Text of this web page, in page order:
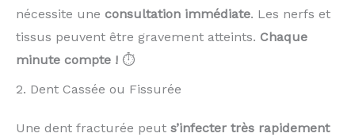
nécessite une consultation immédiate. Les nerfs et
tissus peuvent être gravement atteints. Chaque
minute compte ! ⏱️
2. Dent Cassée ou Fissurée
Une dent fracturée peut s’infecter très rapidement